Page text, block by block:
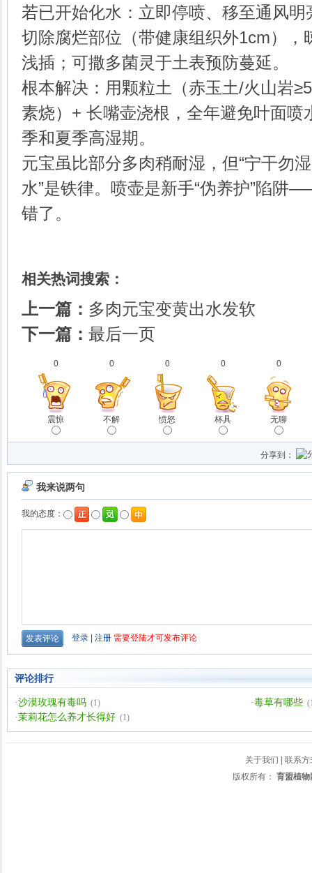
若已开始化水‌：立即停喷、移至通风
切除腐烂部位（带健康组织外1cm），
浅插；可撒‌多菌灵‌于土表预防蔓延。
根本解决‌：用‌颗粒土（赤玉土/火山岩
素烧）+ 长嘴壶浇根‌，‌全年避免叶面喷
季和夏季高湿期。‌‌
元宝虽比部分多肉稍耐湿，但‌“宁干勿
水”是铁律‌。喷壶是新手“伪养护”陷阱
错了。‌‌
相关热词搜索：
上一篇： 多肉元宝变黄出水发软
下一篇： 最后一页
0
震惊
0
不解
0
愤怒
0
杯具
0
无聊
分享到：
评论排行
·沙漠玫瑰有毒吗 (1) ·毒草有哪些
·茉莉花怎么养才长得好 (1)
关于我们
联系方
版权所有： 育盟植物